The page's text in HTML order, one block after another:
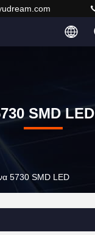
SMD LED
5730 SMD LED